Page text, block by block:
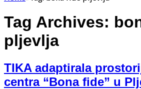
Tag Archives:
pljevlja
TIKA adaptirala
centra “Bona fide” u